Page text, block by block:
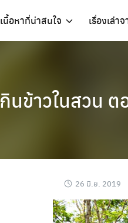
เนื้อหาที่น่าสนใจ เรื่องเล่า
กินข้าวในสวน
26 มิ.ย. 2019